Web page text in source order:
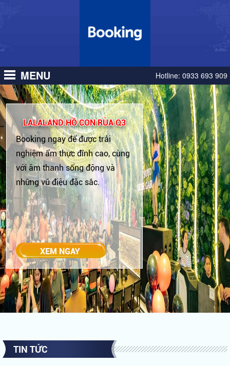
MENU Hotline: 0933 693 909
LALALAND HỒ CON RÙA Q3
Booking ngay để được trải
nghiệm ẩm thực đỉnh cao, cùng
với âm thanh sống động và
những vũ điệu đặc sắc.
TIN TỨC
GIỚI
GIỚI